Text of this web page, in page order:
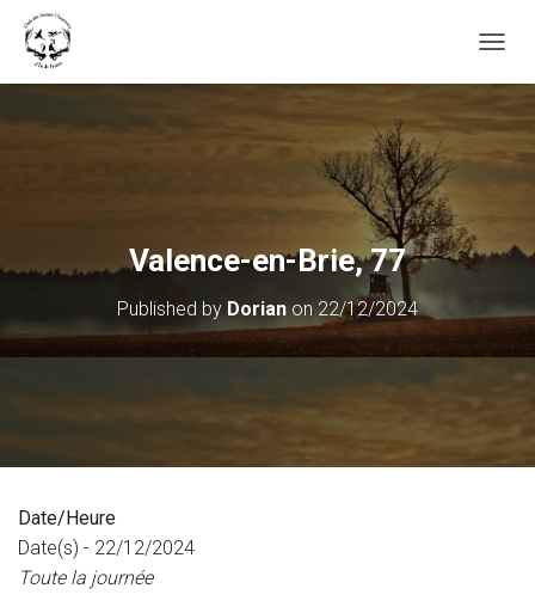
Valence-en-Brie, 77
Published by Dorian on 22/12/2024
Date/Heure
Date(s) - 22/12/2024
Toute la journée